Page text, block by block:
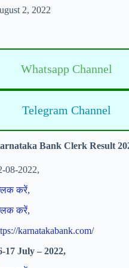
2, 2022
Whatsapp Channel
Telegram Channel
Bank Clerk Result
08-2022,
करें,
करें,
karnatakabank.com/
17 July – 2022,